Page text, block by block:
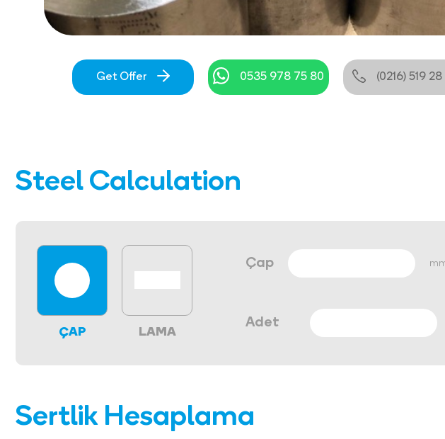
Get Offer 0535 978 75 80 (0216) 519 28
Steel Calculation
ÇAP LAMA
Çap
Adet
Sertlik Hesaplama